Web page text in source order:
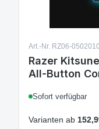
Art.-Nr. RZ06-
Razer
All-Button
Sofort verfügbar
Varianten ab